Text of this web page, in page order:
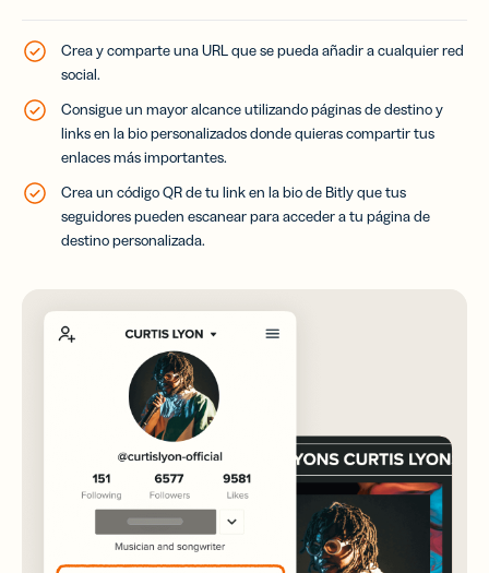
Crea y comparte una URL que se pueda añadir a cualquier red
social.
Consigue un mayor alcance utilizando páginas de destino y
links en la bio personalizados donde quieras compartir tus
enlaces más importantes.
Crea un código QR de tu link en la bio de Bitly que tus
seguidores pueden escanear para acceder a tu página de
destino personalizada.